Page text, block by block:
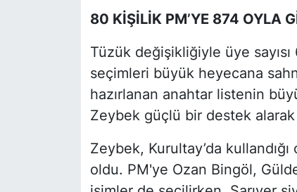
80 KİŞİLİK PM’YE 874 OYLA
Tüzük değişikliğiyle üye
seçimleri büyük heyecana
hazırlanan anahtar listenin
Zeybek güçlü bir destek alarak
Zeybek, Kurultay’da
oldu. PM'ye Ozan Bingöl,
TEKNOLOJİ
TÜRKİYE VE DÜNYA GÜNDEMİ